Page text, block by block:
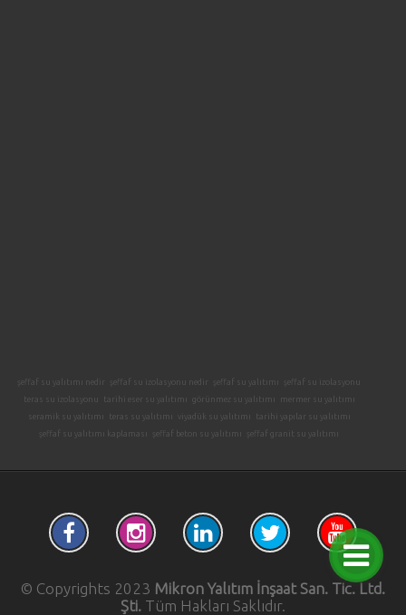
şeffaf su yalıtımı nedir şeffaf su izolasyonu nedir şeffaf su yalıtımı
şeffaf su izolasyonu
teras su izolasyonu
tarihi eser su yalıtımı görünmez su yalıtımı
mermer su yalıtımı
seramik su yalıtımı
teras su yalıtımı viyadük su yalıtımı
tarihi yapılar su yalıtımı
şeffaf su yalıtımı kaplaması
şeffaf beton su yalıtımı şeffaf granit su yalıtımı
© Copyrights 2023 Mikron Yalıtım İnşaat San. Tic. Ltd.
Şti. Tüm Hakları Saklıdır.